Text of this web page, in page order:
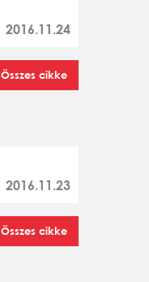
2016.11.24
Összes cikke
2016.11.23
Összes cikke